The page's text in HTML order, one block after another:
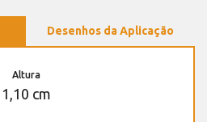
Desenhos da Aplicação
Altura
1,10 cm